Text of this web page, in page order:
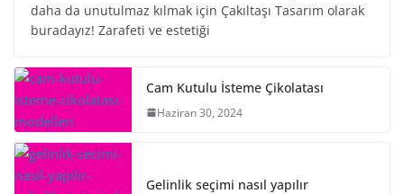
daha da unutulmaz kılmak için Çakıltaşı Tasarım olarak
buradayız! Zarafeti ve estetiği
Cam Kutulu İsteme Çikolatası
Haziran 30, 2024
Gelinlik seçimi nasıl yapılır